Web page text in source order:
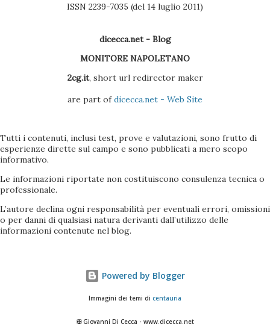
ISSN 2239-7035 (del 14 luglio 2011)
dicecca.net - Blog
MONITORE NAPOLETANO
2cg.it, short url redirector maker
are part ofdicecca.net - Web Site
Tutti i contenuti, inclusi test, prove e valutazioni, sono frutto di
esperienze dirette sul campo e sono pubblicati a mero scopo
informativo.
Le informazioni riportate non costituiscono consulenza tecnica o
professionale.
L’autore declina ogni responsabilità per eventuali errori, omissioni
o per danni di qualsiasi natura derivanti dall’utilizzo delle
informazioni contenute nel blog.
Powered by Blogger
Immagini dei temi di centauria
✠ Giovanni Di Cecca - www.dicecca.net